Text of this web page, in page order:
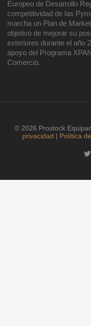
Europeo de Desarrollo
competitividad de las
marcha un Plan de
objetivo de mejorar su
exteriores durante el año
apoyo del Programa
Comercio.
© 2026 Prostock
privacidad | Política